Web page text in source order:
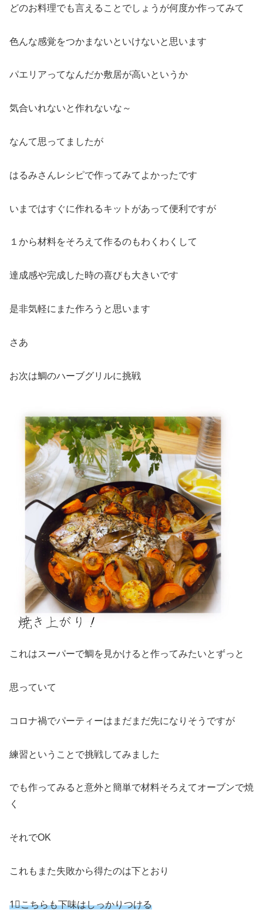
どのお料理でも言えることでしょうが何度か作ってみて
色んな感覚をつかまないといけないと思います
パエリアってなんだか敷居が高いというか
気合いれないと作れないな～
なんて思ってましたが
はるみさんレシピで作ってみてよかったです
いまではすぐに作れるキットがあって便利ですが
１から材料をそろえて作るのもわくわくして
達成感や完成した時の喜びも大きいです
是非気軽にまた作ろうと思います
さあ
お次は鯛のハーブグリルに挑戦
これはスーパーで鯛を見かけると作ってみたいとずっと
思っていて
コロナ禍でパーティーはまだまだ先になりそうですが
練習ということで挑戦してみました
でも作ってみると意外と簡単で材料そろえてオーブンで焼
く
それでOK
これもまた失敗から得たのは下とおり
1⃣こちらも下味はしっかりつける